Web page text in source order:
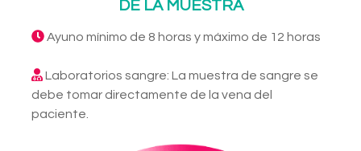
DE LA MUESTRA
Ayuno mínimo de 8 horas y máximo de 12 horas
Laboratorios sangre: La muestra de sangre se
debe tomar directamente de la vena del
paciente.